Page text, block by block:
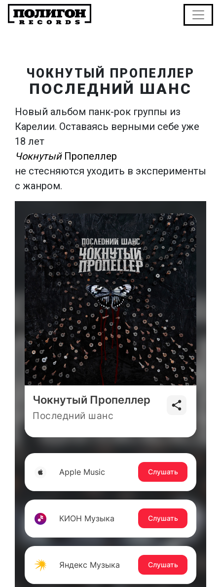
ЧОКНУТЫЙ ПРОПЕЛЛЕР
ПОСЛЕДНИЙ ШАНС
Новый альбом панк-рок группы из
Карелии. Оставаясь верными себе уже
18 лет
ЧокнутыйПропеллер
не стесняются уходить в эксперименты
с жанром.